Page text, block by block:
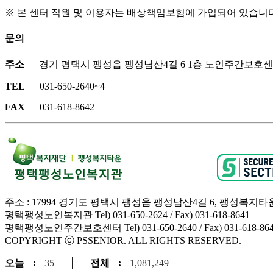
※ 본 센터 직원 및 이용자는 배상책임보험에 가입되어 있습니
문의
주소 경기 평택시 팽성읍 팽성남산4길 6 1층 노인주간보호센
TEL 031-650-2640~4
FAX 031-618-8642
주소 : 17994 경기도 평택시 팽성읍 팽성남산4길 6, 팽성복지타
평택팽성노인복지관 Tel) 031-650-2624 / Fax) 031-618-8641
평택팽성노인주간보호센터 Tel) 031-650-2640 / Fax) 031-618-
COPYRIGHT ⓒ PSSENIOR. ALL RIGHTS RESERVED.
오늘 : 35 전체 : 1,081,249